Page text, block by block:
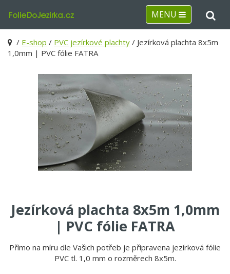
MENU
/ E-shop / PVC jezírkové plachty / Jezírková plachta 8x5m
1,0mm | PVC fólie FATRA
Jezírková plachta 8x5m 1,0mm
| PVC fólie FATRA
Přímo na míru dle Vašich potřeb je připravena jezírková fólie
PVC tl. 1,0 mm o rozměrech 8x5m.